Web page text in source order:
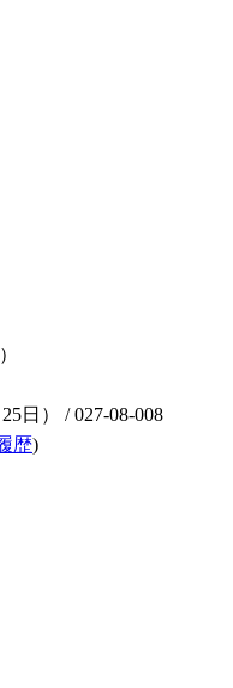
日） / 027-08-008
歴)